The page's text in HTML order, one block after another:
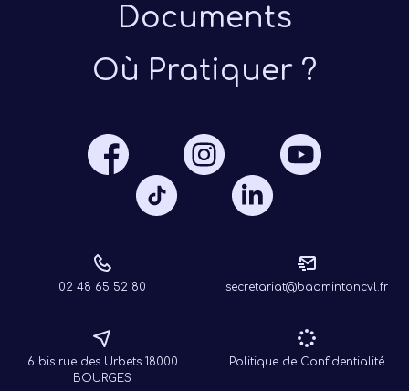
Documents
Où Pratiquer ?
02 48 65 52 80 secretariat@badmintoncvl.fr
6 bis rue des Urbets 18000
BOURGES
Politique de Confidentialité